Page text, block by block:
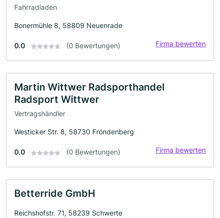
Fahrradladen
Bonermühle 8, 58809 Neuenrade
0.0 (0 Bewertungen) Firma bewerten
Martin Wittwer Radsporthandel
Radsport Wittwer
Vertragshändler
Westicker Str. 8, 58730 Fröndenberg
0.0 (0 Bewertungen) Firma bewerten
Betterride GmbH
Reichshofstr. 71, 58239 Schwerte